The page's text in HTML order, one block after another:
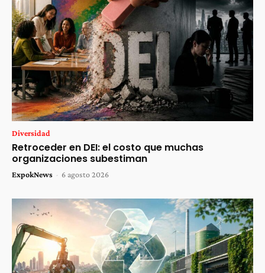
Diversidad
Retroceder en DEI: el costo que muchas
organizaciones subestiman
ExpokNews - 6 agosto 2026